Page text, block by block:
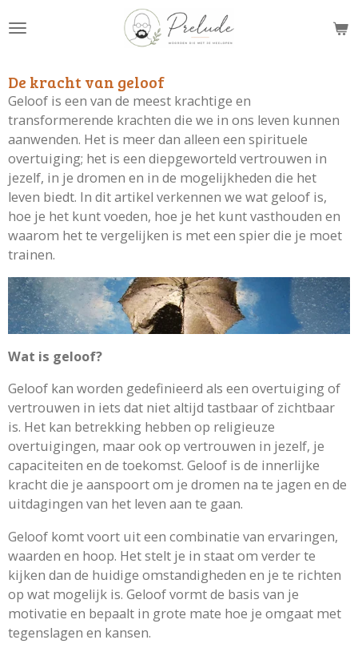
direct
de
hoofdinhoud
De kracht van geloof
Geloof is een van de meest krachtige en
transformerende krachten die we in ons leven kunnen
aanwenden. Het is meer dan alleen een spirituele
overtuiging; het is een diepgeworteld vertrouwen in
jezelf, in je dromen en in de mogelijkheden die het
leven biedt. In dit artikel verkennen we wat geloof is,
hoe je het kunt voeden, hoe je het kunt vasthouden en
waarom het te vergelijken is met een spier die je moet
trainen.
Wat is geloof?
Geloof kan worden gedefinieerd als een overtuiging of
vertrouwen in iets dat niet altijd tastbaar of zichtbaar
is. Het kan betrekking hebben op religieuze
overtuigingen, maar ook op vertrouwen in jezelf, je
capaciteiten en de toekomst. Geloof is de innerlijke
kracht die je aanspoort om je dromen na te jagen en de
uitdagingen van het leven aan te gaan.
Geloof komt voort uit een combinatie van ervaringen,
waarden en hoop. Het stelt je in staat om verder te
kijken dan de huidige omstandigheden en je te richten
op wat mogelijk is. Geloof vormt de basis van je
motivatie en bepaalt in grote mate hoe je omgaat met
tegenslagen en kansen.